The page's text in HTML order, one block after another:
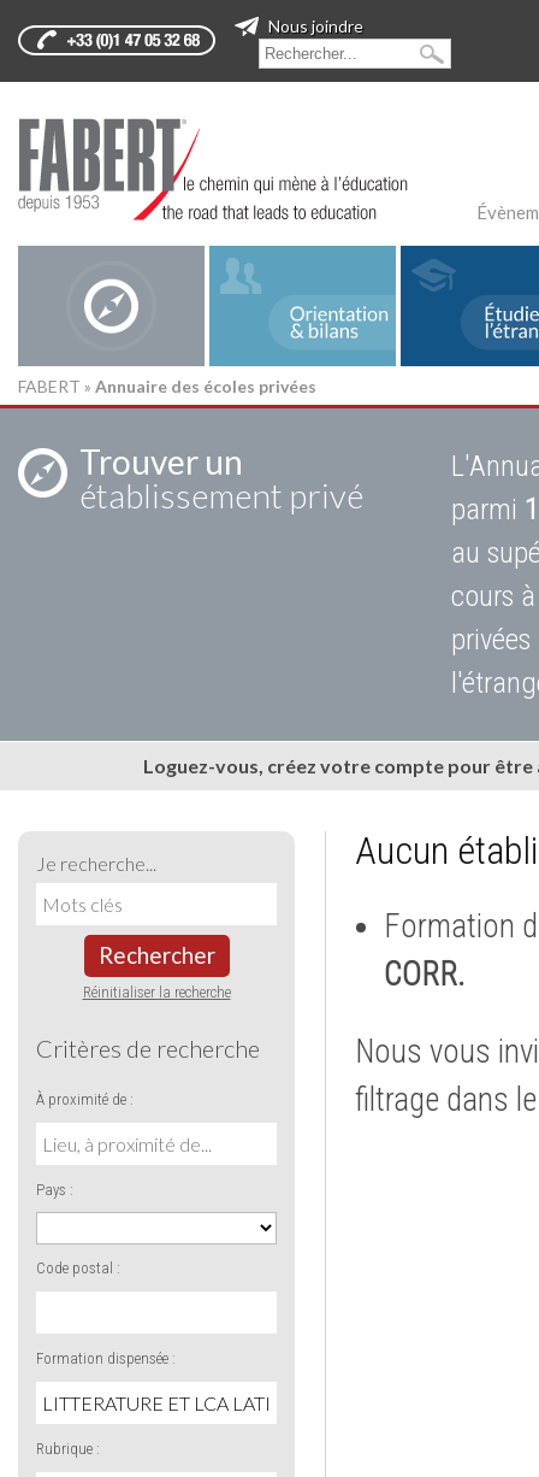
Nous joindre
FABERT » Annuaire des écoles privées
Trouver un
établissement privé
parmi
au
cours
Loguez-vous, créez votre compte pour
Je recherche...
Rechercher
Réinitialiser la recherche
Critères de recherche
À proximité de :
Pays :
Code postal :
Formation dispensée :
Rubrique :
Aucun
Formation
CORR.
Nous vous
filtrage dans